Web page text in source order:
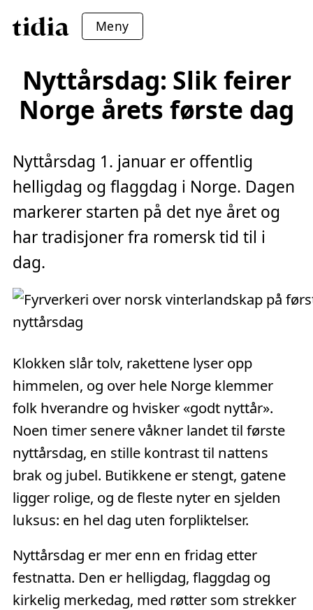
Meny
Nyttårsdag: Slik feirer
Norge årets første dag
Nyttårsdag 1. januar er offentlig
helligdag og flaggdag i Norge. Dagen
markerer starten på det nye året og
har tradisjoner fra romersk tid til i
dag.
Klokken slår tolv, rakettene lyser opp
himmelen, og over hele Norge klemmer
folk hverandre og hvisker «godt nyttår».
Noen timer senere våkner landet til første
nyttårsdag, en stille kontrast til nattens
brak og jubel. Butikkene er stengt, gatene
ligger rolige, og de fleste nyter en sjelden
luksus: en hel dag uten forpliktelser.
Nyttårsdag er mer enn en fridag etter
festnatta. Den er helligdag, flaggdag og
kirkelig merkedag, med røtter som strekker